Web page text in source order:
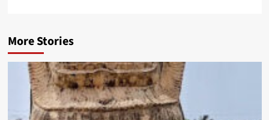
More Stories